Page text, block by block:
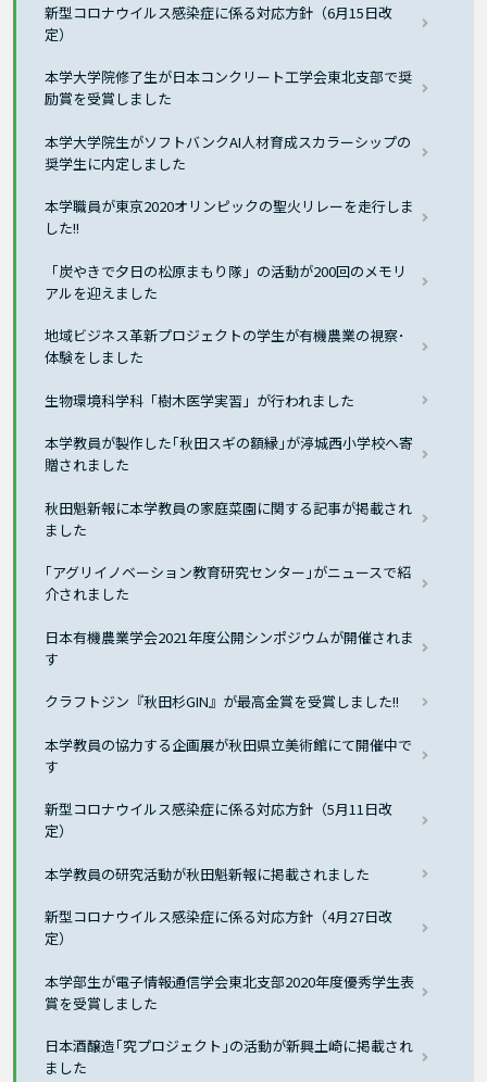
新型コロナウイルス感染症に係る対応方針（6月15日改
定）
本学大学院修了生が日本コンクリート工学会東北支部で奨
励賞を受賞しました
本学大学院生がソフトバンクAI人材育成スカラーシップの
奨学生に内定しました
本学職員が東京2020オリンピックの聖火リレーを走行しま
した!!
「炭やきで夕日の松原まもり隊」の活動が200回のメモリ
アルを迎えました
地域ビジネス革新プロジェクトの学生が有機農業の視察･
体験をしました
生物環境科学科「樹木医学実習」が行われました
本学教員が製作した｢秋田スギの額縁｣が渟城西小学校へ寄
贈されました
秋田魁新報に本学教員の家庭菜園に関する記事が掲載され
ました
｢アグリイノベーション教育研究センター｣がニュースで紹
介されました
日本有機農業学会2021年度公開シンポジウムが開催されま
す
クラフトジン『秋田杉GIN』が最高金賞を受賞しました!!
本学教員の協力する企画展が秋田県立美術館にて開催中で
す
新型コロナウイルス感染症に係る対応方針（5月11日改
定）
本学教員の研究活動が秋田魁新報に掲載されました
新型コロナウイルス感染症に係る対応方針（4月27日改
定）
本学部生が電子情報通信学会東北支部2020年度優秀学生表
賞を受賞しました
日本酒醸造｢究プロジェクト｣の活動が新興土崎に掲載され
ました